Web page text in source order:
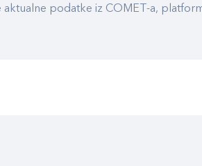
aktualne podatke iz COMET-a,